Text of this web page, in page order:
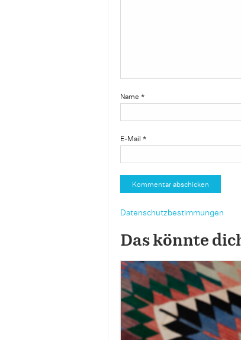
Name *
E-Mail *
Datenschutzbestimmungen
Das könnte